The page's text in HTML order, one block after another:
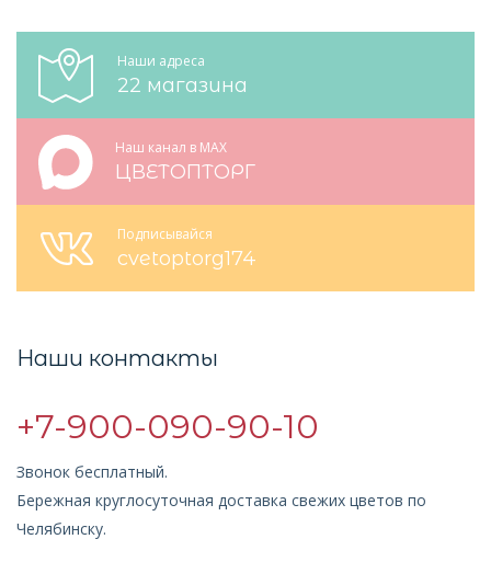
Наши адреса
22 магазина
Наш канал в MAX
ЦВЕТОПТОРГ
Подписывайся
cvetoptorg174
Наши контакты
+7-900-090-90-10
Звонок бесплатный.
Бережная круглосуточная доставка свежих цветов по
Челябинску.